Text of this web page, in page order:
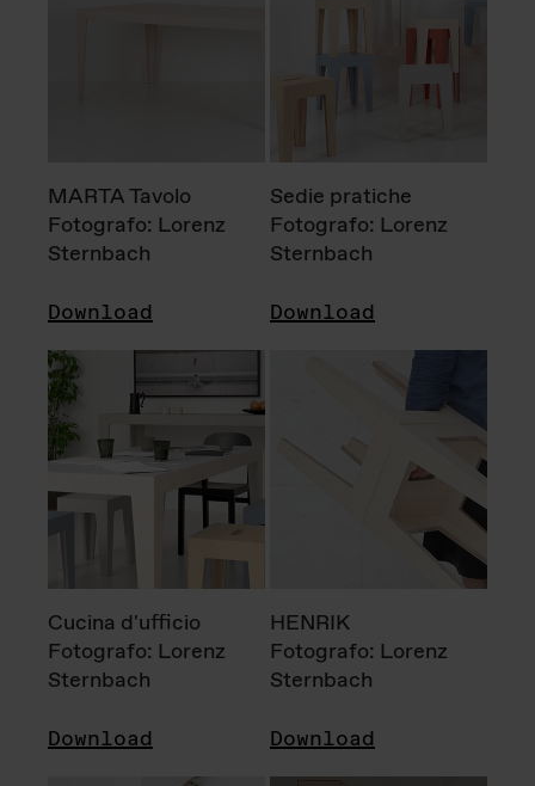
MARTA Tavolo
Fotografo: Lorenz
Sternbach
Download
Sedie pratiche
Fotografo: Lorenz
Sternbach
Download
Cucina d'ufficio
Fotografo: Lorenz
Sternbach
Download
HENRIK
Fotografo: Lorenz
Sternbach
Download